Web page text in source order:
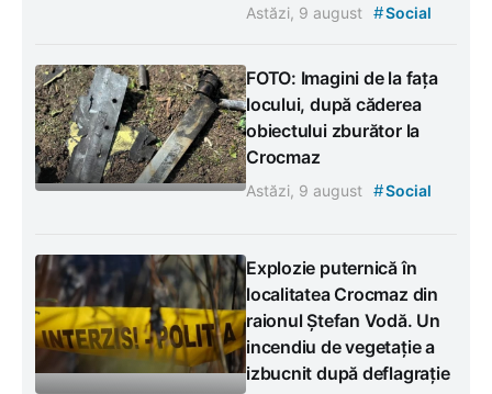
Astăzi, 9 august #Social
FOTO: Imagini de la fața
locului, după căderea
obiectului zburător la
Crocmaz
Astăzi, 9 august #Social
Explozie puternică în
localitatea Crocmaz din
raionul Ștefan Vodă. Un
incendiu de vegetație a
izbucnit după deflagrație